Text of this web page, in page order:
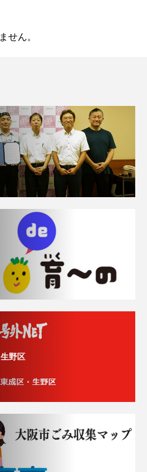
せん。
野区